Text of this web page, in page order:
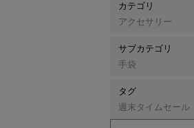
カテゴリ
アクセサリー
サブカテゴリ
手袋
タグ
週末タイムセール